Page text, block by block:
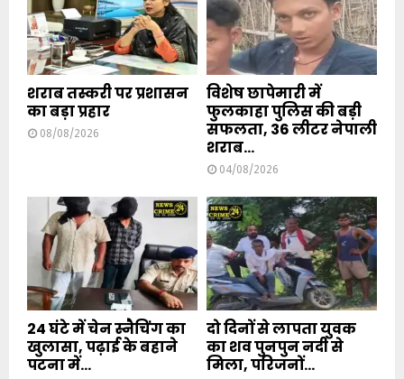
शराब तस्करी पर प्रशासन
का बड़ा प्रहार
08/08/2026
विशेष छापेमारी में
फुलकाहा पुलिस की बड़ी
सफलता, 36 लीटर नेपाली
शराब...
04/08/2026
24 घंटे में चेन स्नैचिंग का
खुलासा, पढ़ाई के बहाने
पटना में...
दो दिनों से लापता युवक
का शव पुनपुन नदी से
मिला, परिजनों...